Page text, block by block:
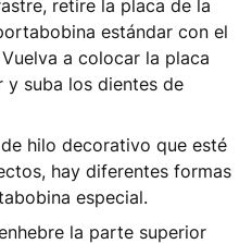
retire la placa de la
estándar con el
a colocar la placa
y suba los dientes de
hilo decorativo que esté
hay diferentes formas
especial.
la parte superior